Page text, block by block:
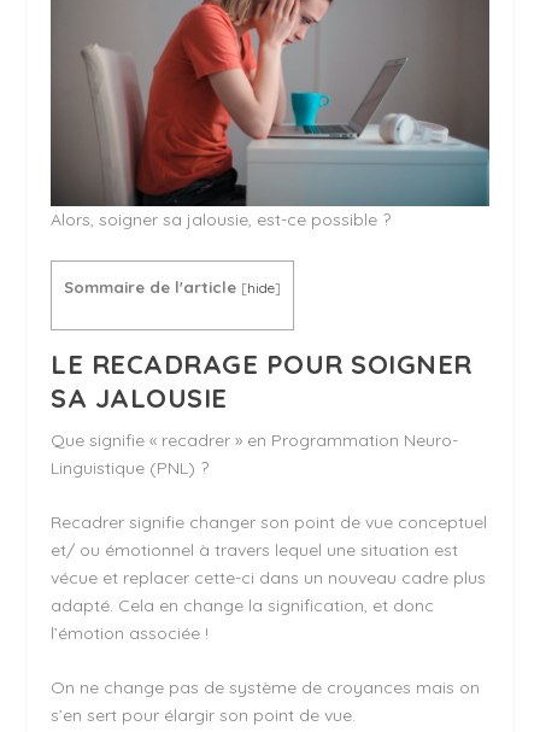
Alors, soigner sa jalousie, est-ce possible ?
Sommaire de l'article [hide]
LE RECADRAGE POUR SOIGNER
SA JALOUSIE
Que signifie « recadrer » en Programmation Neuro-
Linguistique (PNL) ?
Recadrer signifie changer son point de vue conceptuel
et/ ou émotionnel à travers lequel une situation est
vécue et replacer cette-ci dans un nouveau cadre plus
adapté. Cela en change la signification, et donc
l’émotion associée !
On ne change pas de système de croyances mais on
s’en sert pour élargir son point de vue.